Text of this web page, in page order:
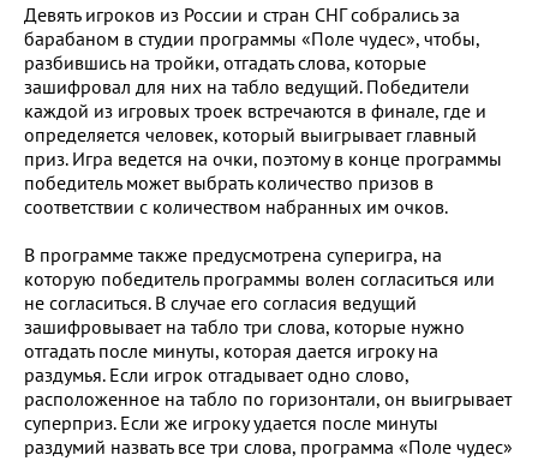
Девять игроков из России и стран СНГ собрались за
барабаном в студии программы «Поле чудес», чтобы,
разбившись на тройки, отгадать слова, которые
зашифровал для них на табло ведущий. Победители
каждой из игровых троек встречаются в финале, где и
определяется человек, который выигрывает главный
приз. Игра ведется на очки, поэтому в конце программы
победитель может выбрать количество призов в
соответствии с количеством набранных им очков.
В программе также предусмотрена суперигра, на
которую победитель программы волен согласиться или
не согласиться. В случае его согласия ведущий
зашифровывает на табло три слова, которые нужно
отгадать после минуты, которая дается игроку на
раздумья. Если игрок отгадывает одно слово,
расположенное на табло по горизонтали, он выигрывает
суперприз. Если же игроку удается после минуты
раздумий назвать все три слова, программа «Поле чудес»